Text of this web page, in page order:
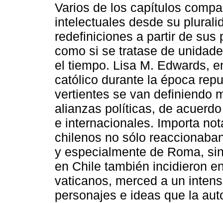
Varios de los capítulos
intelectuales desde su
redefiniciones a partir de sus
como si se tratase de
el tiempo. Lisa M. Edwards,
católico durante la época
vertientes se van definiendo
alianzas políticas, de
e internacionales. Importa
chilenos no sólo
y especialmente de Roma,
en Chile también incidieron
vaticanos, merced a un
personajes e ideas que la